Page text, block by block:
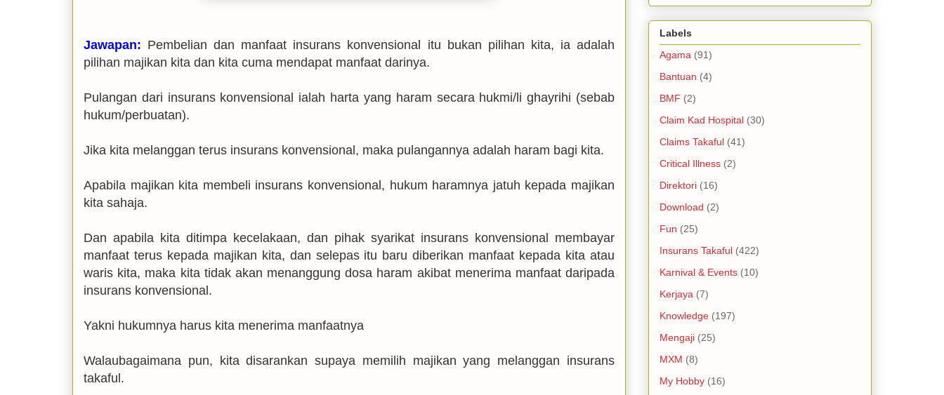
Jawapan: Pembelian dan manfaat insurans konvensional itu bukan pilihan kita, ia adalah
pilihan majikan kita dan kita cuma mendapat manfaat darinya.
Pulangan dari insurans konvensional ialah harta yang haram secara hukmi/li ghayrihi (sebab
hukum/perbuatan).
Jika kita melanggan terus insurans konvensional, maka pulangannya adalah haram bagi kita.
Apabila majikan kita membeli insurans konvensional, hukum haramnya jatuh kepada majikan
kita sahaja.
Dan apabila kita ditimpa kecelakaan, dan pihak syarikat insurans konvensional membayar
manfaat terus kepada majikan kita, dan selepas itu baru diberikan manfaat kepada kita atau
waris kita, maka kita tidak akan menanggung dosa haram akibat menerima manfaat daripada
insurans konvensional.
Yakni hukumnya harus kita menerima manfaatnya
Walaubagaimana pun, kita disarankan supaya memilih majikan yang melanggan insurans
takaful.
Labels
Agama (91)
Bantuan (4)
BMF (2)
Claim Kad Hospital (30)
Claims Takaful (41)
Critical Illness (2)
Direktori (16)
Download (2)
Fun (25)
Insurans Takaful (422)
Karnival & Events (10)
Kerjaya (7)
Knowledge (197)
Mengaji (25)
MXM (8)
My Hobby (16)